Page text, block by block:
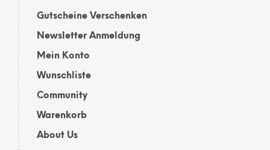
Gutscheine Verschenken
Newsletter Anmeldung
Mein Konto
Wunschliste
Community
Warenkorb
About Us